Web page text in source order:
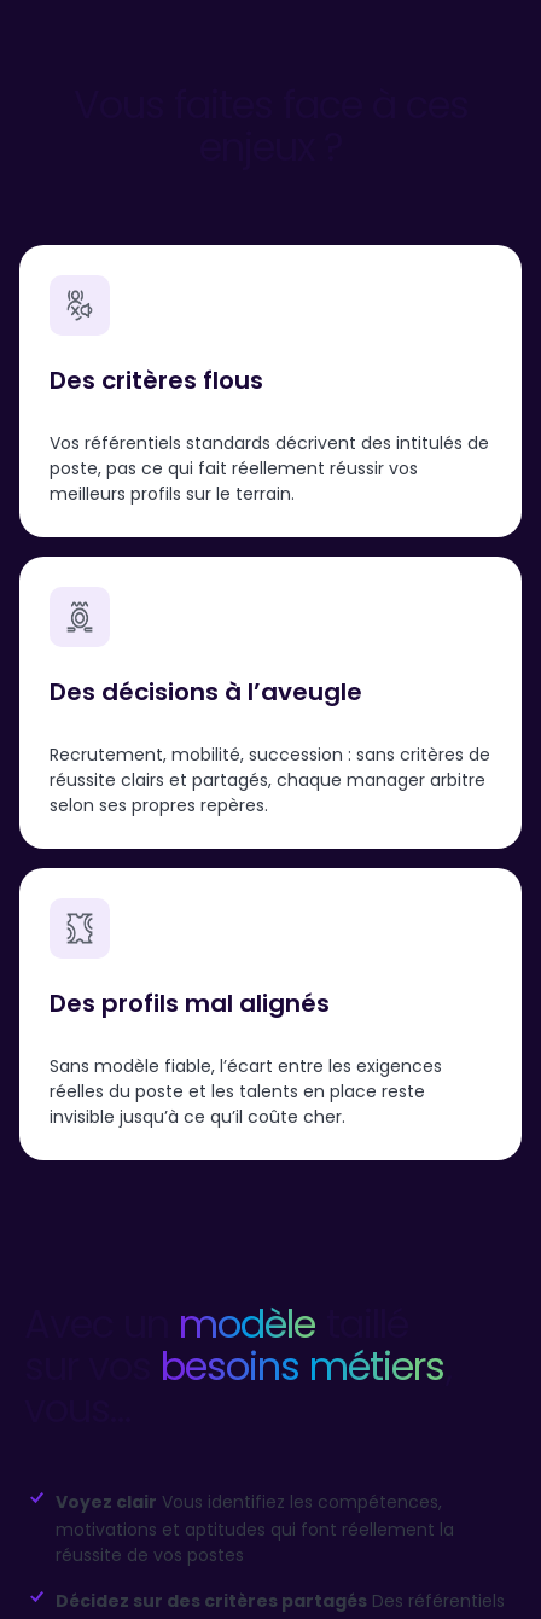
Des critères flous
Vos référentiels standards décrivent des intitulés de
poste, pas ce qui fait réellement réussir vos
meilleurs profils sur le terrain.
Des décisions à l’aveugle
Recrutement, mobilité, succession : sans critères de
réussite clairs et partagés, chaque manager arbitre
selon ses propres repères.
Des profils mal alignés
Sans modèle fiable, l’écart entre les exigences
réelles du poste et les talents en place reste
invisible jusqu’à ce qu’il coûte cher.
modèle
besoins métiers
Voyez clair Vous identifiez les compétences,
motivations et aptitudes qui font réellement la
réussite de vos postes
Décidez sur des critères partagés Des référentiels